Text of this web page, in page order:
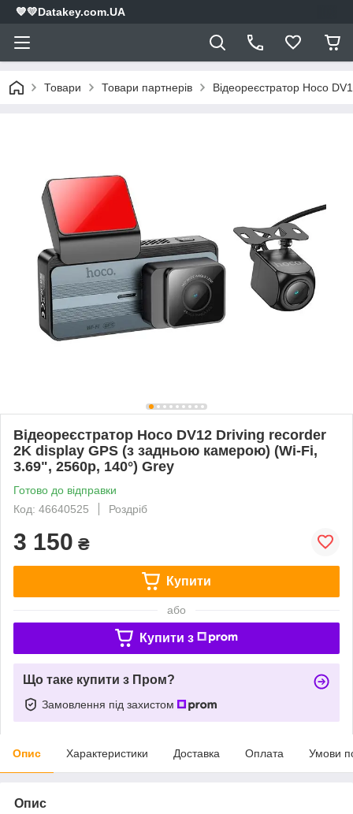
💙💛Datakey.com.UA
Товари Товари партнерів Відеореєстратор Hoco
Відеореєстратор Hoco DV12 Driving recorder
2K display GPS (з задньою камерою) (Wi-Fi,
3.69", 2560p, 140°) Grey
Готово до відправки
Код: 46640525
Роздріб
3 150 ₴
Купити
або
Купити з
Що таке купити з Пром?
Замовлення під захистом
Опис Характеристики Доставка Оплата Умови
Опис